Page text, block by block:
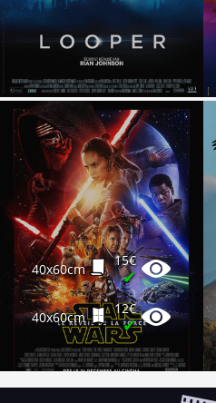
40x60cm
15€
✔
40x60cm
12€
✔